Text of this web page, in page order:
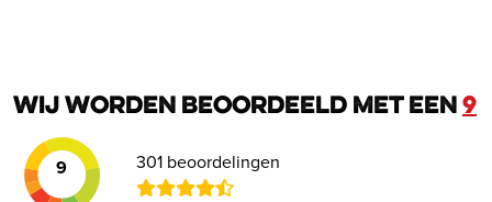
Wij worden beoordeeld met een 9
9 301 beoordelingen